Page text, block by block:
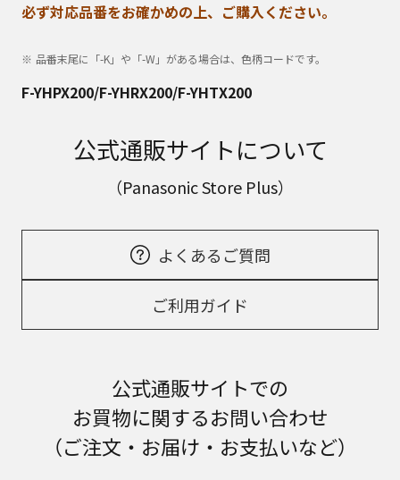
必ず対応品番をお確かめの上、ご購入ください。
品番末尾に「-K」や「-W」がある場合は、色柄コードです。
F-YHPX200/F-YHRX200/F-YHTX200
公式通販サイトについて
（Panasonic Store Plus）
よくあるご質問
ご利用ガイド
公式通販サイトでの
お買物に関するお問い合わせ
（ご注文・お届け・お支払いなど）